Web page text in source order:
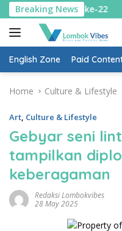
Skip
to
content
Breaking News
Investasi NTB tembus
English Zone Paid
Home Culture & Lifestyle
Art, Culture & Lifestyle
Gebyar seni
tampilkan
keberagaman
Redaksi Lombokvibes
28 May 2025